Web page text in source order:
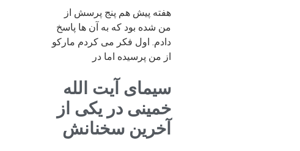
هفته پیش هم پنج پرسش از
من شده بود که به آن ها پاسخ
دادم. اول فکر می کردم مارکو
از من پرسیده اما در
سیمای آیت الله
خمینی در یکی از
آخرین سخنانش